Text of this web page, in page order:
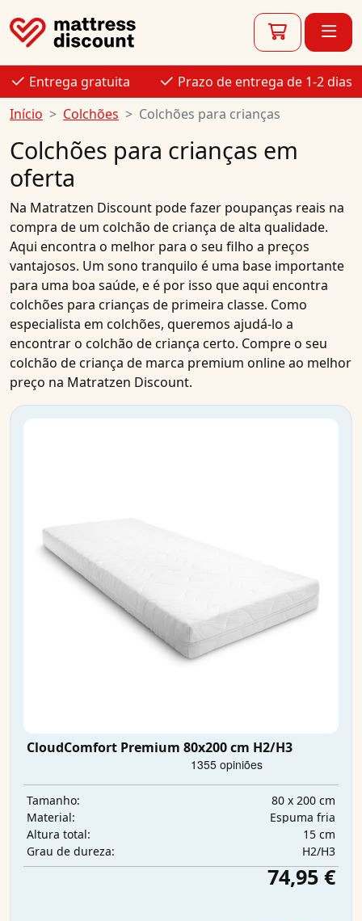
Entrega gratuita
Prazo de entrega de 1-2 dias
Início
Colchões Colchões para crianças
Colchões para crianças em
oferta
Na Matratzen Discount pode fazer poupanças reais na
compra de um colchão de criança de alta qualidade.
Aqui encontra o melhor para o seu filho a preços
vantajosos. Um sono tranquilo é uma base importante
para uma boa saúde, e é por isso que aqui encontra
colchões para crianças de primeira classe. Como
especialista em colchões, queremos ajudá-lo a
encontrar o colchão de criança certo. Compreo seu
colchão de criança de marca premium onlineao melhor
preço na Matratzen Discount.
CloudComfort Premium 80x200 cm H2/H3
Tamanho:
80 x 200 cm
Material:
Espuma fria
Altura total:
15 cm
Grau de dureza:
H2/H3
74,95 €